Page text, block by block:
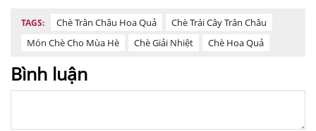
TAGS: Chè Trân Châu Hoa Quả
Chè Trái Cây Trân Châu
Món Chè Cho Mùa Hè
Chè Giải Nhiệt Chè Hoa Quả
Bình luận